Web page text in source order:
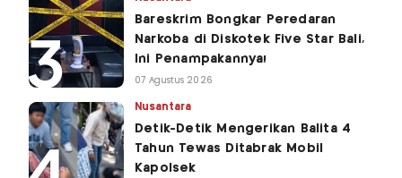
Bareskrim Bongkar Peredaran
Narkoba di Diskotek Five Star Bali,
Ini Penampakannya!
07 Agustus 2026
Nusantara
Detik-Detik Mengerikan Balita 4
Tahun Tewas Ditabrak Mobil
Kapolsek